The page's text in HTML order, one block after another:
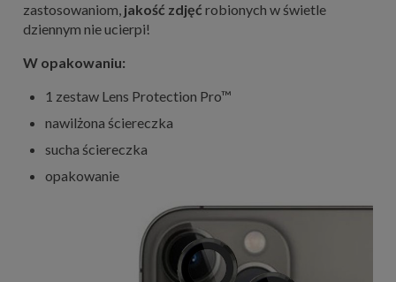
zastosowaniom, jakość zdjęć robionych w świetle
dziennym nie ucierpi!
W opakowaniu:
1 zestaw Lens Protection Pro™
nawilżona ściereczka
sucha ściereczka
opakowanie